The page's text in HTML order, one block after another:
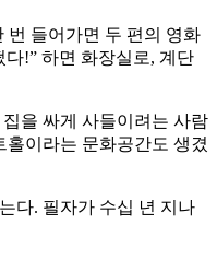
번 들어가면 두 편의 영화
!” 하면 화장실로, 계단
을 싸게 사들이려는 사람
이라는 문화공간도 생겼
다. 필자가 수십 년 지나